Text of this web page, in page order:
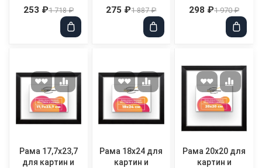
253 ₽1 718 ₽ 275 ₽1 887 ₽ 298 ₽1 970 ₽
Рама 17,7x23,7
для картин и
Рама 18x24 для
картин и
Рама 20x20 для
картин и